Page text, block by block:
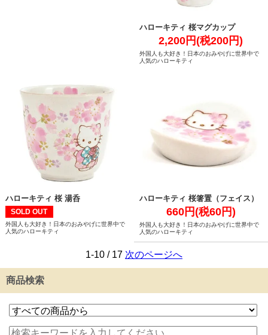
ハローキティ 桜マグカップ
2,200円(税200円)
外国人も大好き！日本のおみやげに世界中で
人気のハローキティ
ハローキティ 桜 湯呑
SOLD OUT
外国人も大好き！日本のおみやげに世界中で
人気のハローキティ
ハローキティ 桜箸置（フェイス）
660円(税60円)
外国人も大好き！日本のおみやげに世界中で
人気のハローキティ
1-10 / 17 次のページへ
商品検索